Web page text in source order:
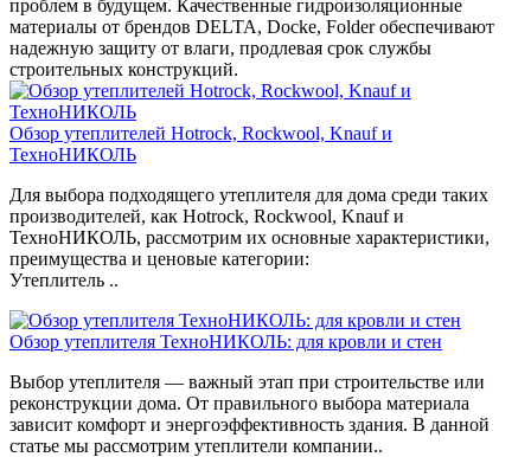
проблем в будущем. Качественные гидроизоляционные
материалы от брендов DELTA, Docke, Folder обеспечивают
надежную защиту от влаги, продлевая срок службы
строительных конструкций.
Обзор утеплителей Hotrock, Rockwool, Knauf и
ТехноНИКОЛЬ
Для выбора подходящего утеплителя для дома среди таких
производителей, как Hotrock, Rockwool, Knauf и
ТехноНИКОЛЬ, рассмотрим их основные характеристики,
преимущества и ценовые категории:
Утеплитель ..
Обзор утеплителя ТехноНИКОЛЬ: для кровли и стен
Выбор утеплителя — важный этап при строительстве или
реконструкции дома. От правильного выбора материала
зависит комфорт и энергоэффективность здания. В данной
статье мы рассмотрим утеплители компании..